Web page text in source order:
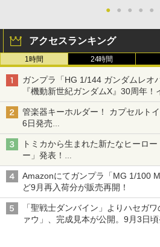
● ● ● ● ●
アクセスランキング
1時間 24時間
ガンプラ「HG 1/144 ガンダムレオ
『機動新世紀ガンダムX』30周年
変形機構まで再現し最新フォーマ
管楽器キーホルダー！ カプセルト
6日発売
チューバ、テナサクなど5種各3色
トミカから生まれた新たなヒーロ
ー」発表！
詳細は後日公開予定
Amazonにてガンプラ「MG 1/100
ど9月再入荷分が販売再開！
「聖戦士ダンバイン」よりハセガ
ァウ」、完成見本が公開。9月3日